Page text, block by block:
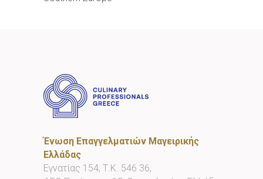
Ένωση Επαγγελματιών Μαγειρικής
Ελλάδας
Εγνατίας 154, Τ.Κ. 546 36,